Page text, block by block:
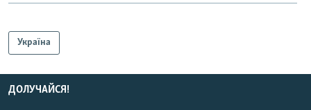
Україна
ДОЛУЧАЙСЯ!